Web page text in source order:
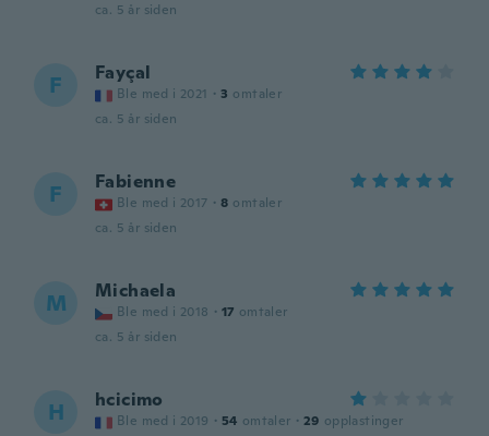
ca. 5 år siden
F Fayçal
Ble med i 2021 · 3 omtaler
ca. 5 år siden
F Fabienne
Ble med i 2017 · 8 omtaler
ca. 5 år siden
M Michaela
Ble med i 2018 · 17 omtaler
ca. 5 år siden
H hcicimo
Ble med i 2019 · 54 omtaler · 29 opplastinger